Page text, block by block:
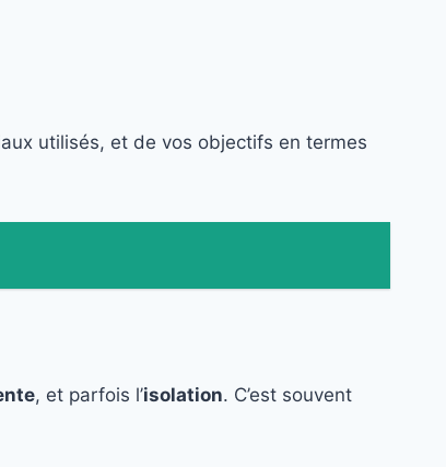
utilisés, et de vos objectifs en termes
, et parfois l’isolation. C’est souvent